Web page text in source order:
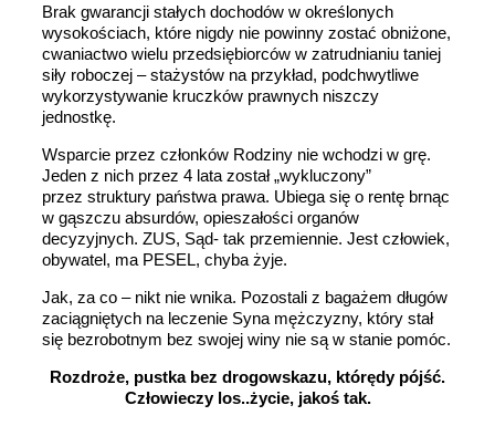
Brak gwarancji stałych dochodów w określonych
wysokościach, które nigdy nie powinny zostać obniżone,
cwaniactwo wielu przedsiębiorców w zatrudnianiu taniej
siły roboczej – stażystów na przykład, podchwytliwe
wykorzystywanie kruczków prawnych niszczy
jednostkę.
Wsparcie przez członków Rodziny nie wchodzi w grę.
Jeden z nich przez 4 lata został „wykluczony”
przez struktury państwa prawa. Ubiega się o rentę brnąc
w gąszczu absurdów, opieszałości organów
decyzyjnych. ZUS, Sąd- tak przemiennie. Jest człowiek,
obywatel, ma PESEL, chyba żyje.
Jak, za co – nikt nie wnika. Pozostali z bagażem długów
zaciągniętych na leczenie Syna mężczyzny, który stał
się bezrobotnym bez swojej winy nie są w stanie pomóc.
Rozdroże, pustka bez drogowskazu, którędy pójść.
Człowieczy los..życie, jakoś tak.